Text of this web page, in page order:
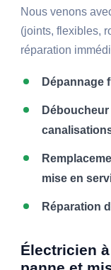
Nous venons
(joints, flexibles,
réparation
Dépannage
mise en
Réparation
Électricien